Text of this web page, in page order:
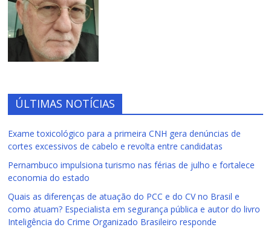
ÚLTIMAS NOTÍCIAS
Exame toxicológico para a primeira CNH gera denúncias de
cortes excessivos de cabelo e revolta entre candidatas
Pernambuco impulsiona turismo nas férias de julho e fortalece
economia do estado
Quais as diferenças de atuação do PCC e do CV no Brasil e
como atuam? Especialista em segurança pública e autor do livro
Inteligência do Crime Organizado Brasileiro responde